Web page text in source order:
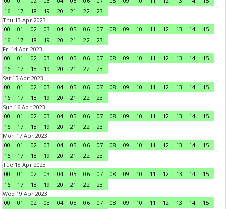
16
17 18 19 20 21 22
23
Thu 13 Apr 2023
00
01 02 03 04 05 06 07 08 09 10 11 12 13 14
15
16
17 18 19 20 21 22
23
Fri 14 Apr 2023
00
01 02 03 04 05 06 07 08 09 10 11 12 13 14
15
16
17 18 19 20 21 22
23
Sat 15 Apr 2023
00
01 02 03 04 05 06 07 08 09 10 11 12 13 14
15
16
17 18 19 20 21 22
23
Sun 16 Apr 2023
00
01 02 03 04 05 06 07 08 09 10 11 12 13 14
15
16
17 18 19 20 21 22
23
Mon 17 Apr 2023
00
01 02 03 04 05 06 07 08 09 10 11 12 13 14
15
16
17 18 19 20 21 22
23
Tue 18 Apr 2023
00
01 02 03 04 05 06 07 08 09 10 11 12 13 14
15
16
17 18 19 20 21 22
23
Wed 19 Apr 2023
00
01 02 03 04 05 06 07 08 09 10 11 12 13 14
15